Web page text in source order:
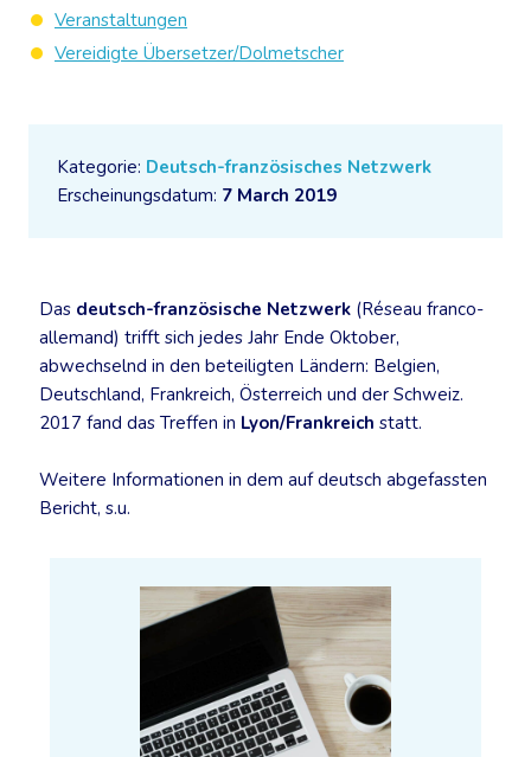
Kategorie: Deutsch-französisches Netzwerk
Erscheinungsdatum: 7 March 2019
Das deutsch-französische Netzwerk (Réseau franco-
allemand) trifft sich jedes Jahr Ende Oktober,
abwechselnd in den beteiligten Ländern: Belgien,
Deutschland, Frankreich, Österreich und der Schweiz.
2017 fand das Treffen in Lyon/Frankreich statt.
Weitere Informationen in dem auf deutsch abgefassten
Bericht, s.u.
Veranstaltungen
Vereidigte Übersetzer/Dolmetscher